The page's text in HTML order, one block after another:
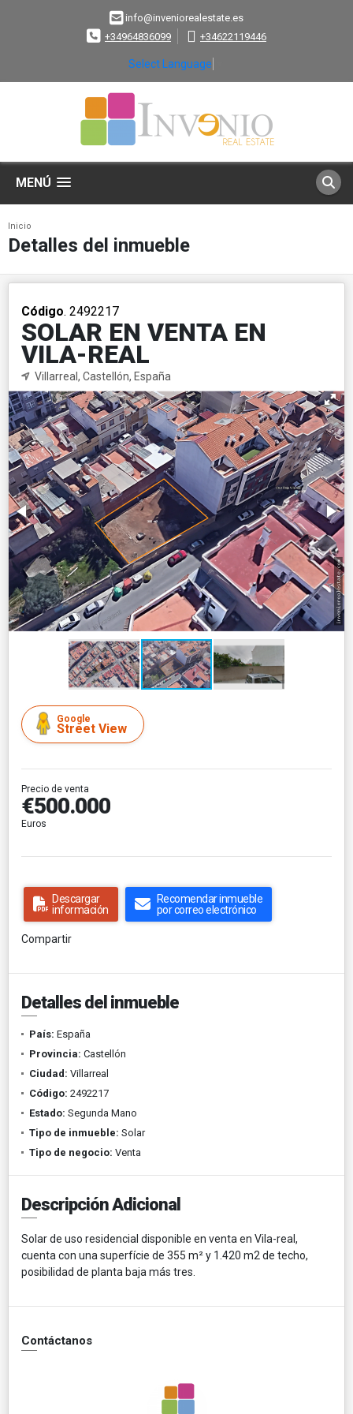
info@inveniorealestate.es
+34964836099
+34622119446
Select Language
MENÚ
Inicio
Detalles del inmueble
Código. 2492217
SOLAR EN VENTA EN
VILA-REAL
Villarreal, Castellón, España
Google
Street View
Precio de venta
€500.000
Euros
Descargar
información
Recomendar inmueble
por correo electrónico
Compartir
Detalles del inmueble
País: España
Provincia: Castellón
Ciudad: Villarreal
Código: 2492217
Estado: Segunda Mano
Tipo de inmueble: Solar
Tipo de negocio: Venta
Descripción Adicional
Solar de uso residencial disponible en venta en Vila-real,
cuenta con una superfície de 355 m² y 1.420 m2 de techo,
posibilidad de planta baja más tres.
Contáctanos